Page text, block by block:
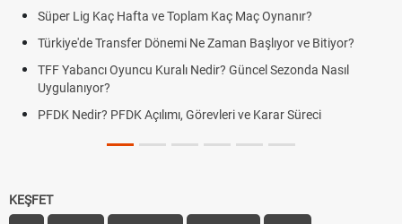
Süper Lig Kaç Hafta ve Toplam Kaç Maç Oynanır?
Türkiye'de Transfer Dönemi Ne Zaman Başlıyor ve Bitiyor?
TFF Yabancı Oyuncu Kuralı Nedir? Güncel Sezonda Nasıl
Uygulanıyor?
PFDK Nedir? PFDK Açılımı, Görevleri ve Karar Süreci
KEŞFET